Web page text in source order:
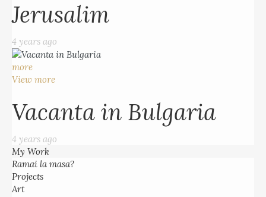
Jerusalim
4 years ago
more
View more
Vacanta in Bulgaria
4 years ago
My Work
Ramai la masa?
Projects
Art